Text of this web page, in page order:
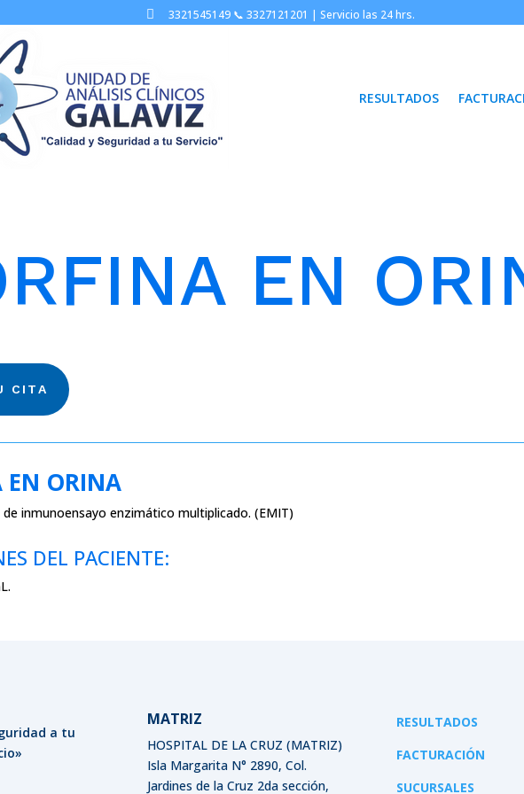
 3321545149 📞 3327121201 | Servicio las 24 hrs.
RESULTADOS
EN
CITA
EN ORINA
de inmunoensayo enzimático multiplicado. (EMIT)
DEL PACIENTE:
a tu
MATRIZ
HOSPITAL DE LA CRUZ (MATRIZ)
Isla Margarita N° 2890, Col.
Jardines de la Cruz 2da sección,
RESULTADOS
FACTURACIÓN
SUCURSALES